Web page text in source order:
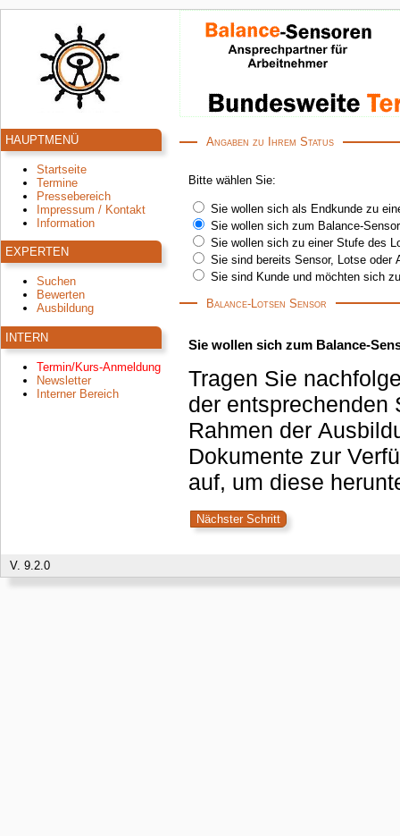
HAUPTMENÜ
Startseite
Termine
Pressebereich
Impressum / Kontakt
Information
EXPERTEN
Suchen
Bewerten
Ausbildung
INTERN
Termin/Kurs-Anmeldung
Newsletter
Interner Bereich
Angaben zu Ihrem Status
Bitte wählen Sie:
Sie wollen sich als Endkunde zu
Sie wollen sich zum Balance-
Sie wollen sich zu einer Stufe des
Sie sind bereits Sensor, Lotse oder
Sie sind Kunde und möchten sich
Balance-Lotsen Sensor
Sie wollen sich zum Balance-
Tragen Sie
der entsprechenden
Rahmen der
Dokumente zur
auf, um diese
V. 9.2.0